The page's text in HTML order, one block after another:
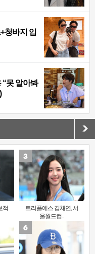
청바지 입
못 알아봐
적
트리플에스 김채연, 서
울월드컵..